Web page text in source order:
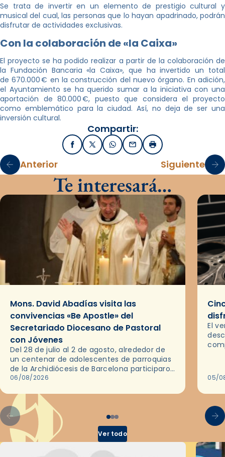
Se trata de invertir en un elemento de prestigio cultural y
musical del cual, las personas que lo hayan apadrinado, podrán
disfrutar de actividades exclusivas.
Con la colaboración de «la Caixa»
El proyecto se ha podido realizar a partir de la colaboración de
la Fundación Bancaria «la Caixa», que ha invertido un total
de 670.000 € en la construcción del nuevo órgano. En adición,
el Ayuntamiento se ha querido sumar a la iniciativa con una
aportación de 80.000 €, puesto que considera el proyecto
como emblemático para la ciudad. Así, no deja de ser una
inversión cultural.
Compartir:
FacebookX / TwitterWhatsApp
EmailImprimir
Anterior Siguiente
Te interesará…
Mons. David Abadías visita las
convivencias «Be Apostle» del
Secretariado Diocesano de Pastoral
con Jóvenes
Del 28 de julio al 2 de agosto, alrededor de
un centenar de adolescentes de parroquias
de la Archidiócesis de Barcelona participaron
en las convivencias Be Apostle, organizadas
06/08/2026
El
05/
Ver todo